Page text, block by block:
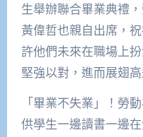
生舉辦聯合畢業典禮
黃偉哲也親自出席，
許他們未來在職場上
堅強以對，進而展翅
「畢業不失業」！勞
供學生一邊讀書一邊